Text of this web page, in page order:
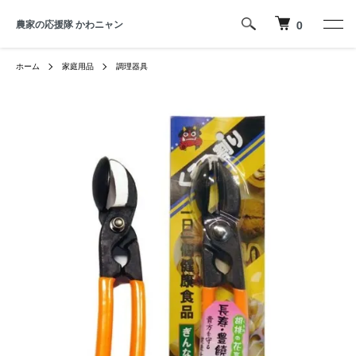
農家の応援隊 かわニャン 0
ホーム 家庭用品 調理器具